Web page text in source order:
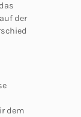
der
dem